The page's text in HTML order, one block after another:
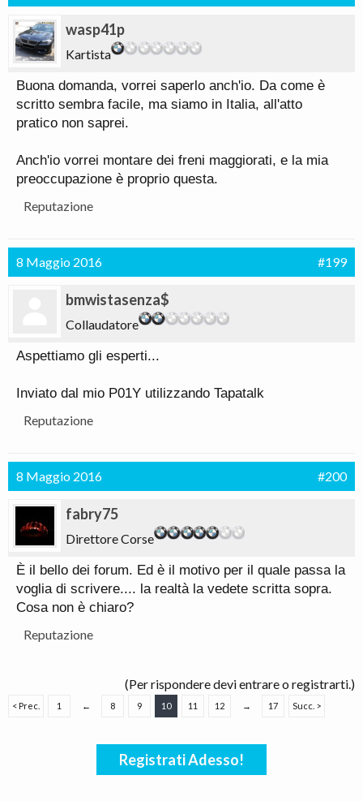
wasp41p
Kartista
Buona domanda, vorrei saperlo anch'io. Da come è
scritto sembra facile, ma siamo in Italia, all'atto
pratico non saprei.
Anch'io vorrei montare dei freni maggiorati, e la mia
preoccupazione è proprio questa.
Reputazione
8 Maggio 2016 #199
bmwistasenza$
Collaudatore
Aspettiamo gli esperti...
Inviato dal mio P01Y utilizzando Tapatalk
Reputazione
8 Maggio 2016 #200
fabry75
Direttore Corse
È il bello dei forum. Ed è il motivo per il quale passa la
voglia di scrivere.... la realtà la vedete scritta sopra.
Cosa non è chiaro?
Reputazione
(Per rispondere devi entrare o registrarti.)
< Prec. 1 ← 8 9 10 11 12 → 17 Succ. >
Registrati Adesso!